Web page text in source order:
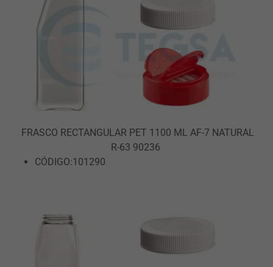
FRASCO RECTANGULAR PET 1100 ML AF-7 NATURAL
R-63 90236
CÓDIGO:101290